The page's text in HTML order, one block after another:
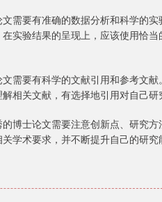
需要有准确的数据分析和科学的
实验结果的呈现上，应该使用恰
需要有科学的文献引用和参考文
相关文献，有选择地引用对自己
博士论文需要注意创新点、研究
学术要求，并不断提升自己的研